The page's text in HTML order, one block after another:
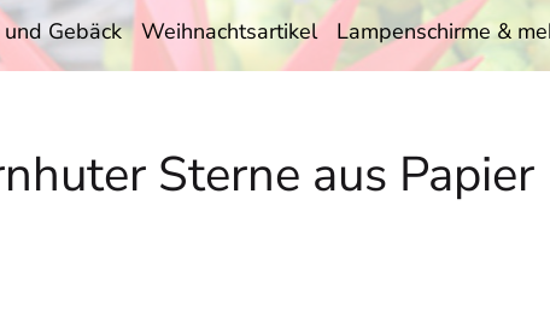
Gebäck Weihnachtsartikel Lampenschirme &
Sterne aus